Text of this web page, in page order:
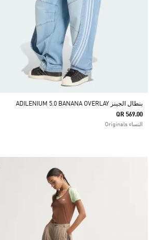
بنطال الجينز ADILENIUM 5.0 BANANA OVERLAY
QR 569.00
النساء Originals